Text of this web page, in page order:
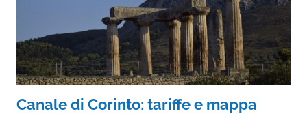
Canale di Corinto: tariffe e mappa